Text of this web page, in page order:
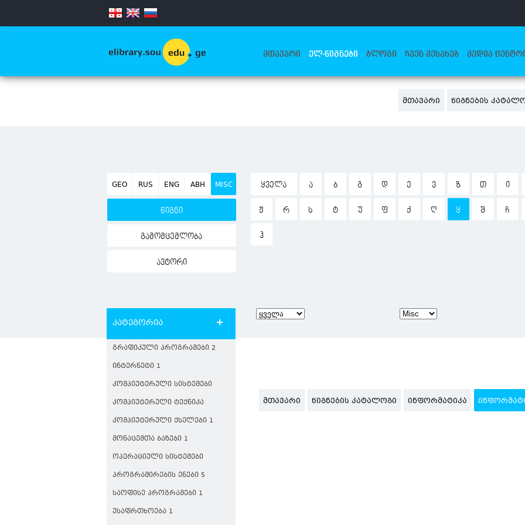
.
ᲛᲗᲐᲕᲐᲠᲘ ᲔᲚ-ᲬᲘᲒᲜᲔᲑᲘ ᲑᲚᲝᲒᲘ ᲩᲕᲔᲜ ᲨᲔᲡᲐᲮᲔᲑ ᲛᲔᲓᲘᲐ
ᲛᲗᲐᲕᲐᲠᲘ ᲬᲘᲒᲜᲔᲑᲘᲡ
GEO RUS ENG ABH MISC
წიგნი
გამომცემლობა
ავტორი
ᲧᲕᲔᲚᲐ Ა Ბ Გ Დ Ე Ვ Ზ Თ Ი
Ჟ Რ Ს Ტ Უ Ფ Ქ Ღ Ყ Შ Ჩ
Ჰ
კატეგორია
ᲒᲠᲐᲤᲘᲙᲣᲚᲘ ᲞᲠᲝᲒᲠᲐᲛᲔᲑᲘ 2
ᲘᲜᲢᲔᲠᲜᲔᲢᲘ 1
ᲙᲝᲛᲞᲘᲣᲢᲔᲠᲣᲚᲘ ᲡᲘᲡᲢᲔᲛᲔᲑᲘ
ᲙᲝᲛᲞᲘᲣᲢᲔᲠᲣᲚᲘ ᲢᲔᲥᲜᲘᲙᲐ
ᲙᲝᲛᲞᲘᲣᲢᲔᲠᲣᲚᲘ ᲥᲡᲔᲚᲔᲑᲘ 1
ᲛᲝᲜᲐᲪᲔᲛᲗᲐ ᲑᲐᲖᲔᲑᲘ 1
ᲝᲞᲔᲠᲐᲪᲘᲣᲚᲘ ᲡᲘᲡᲢᲔᲛᲔᲑᲘ
ᲞᲠᲝᲒᲠᲐᲛᲘᲠᲔᲑᲘᲡ ᲔᲜᲔᲑᲘ 5
ᲡᲐᲝᲤᲘᲡᲔ ᲞᲠᲝᲒᲠᲐᲛᲔᲑᲘ 1
ᲣᲡᲐᲤᲠᲗᲮᲝᲔᲑᲐ 1
ᲛᲗᲐᲕᲐᲠᲘ ᲬᲘᲒᲜᲔᲑᲘᲡ ᲙᲐᲢᲐᲚᲝᲒᲘ ᲘᲜᲤᲝᲠᲛᲐᲢᲘᲙᲐ